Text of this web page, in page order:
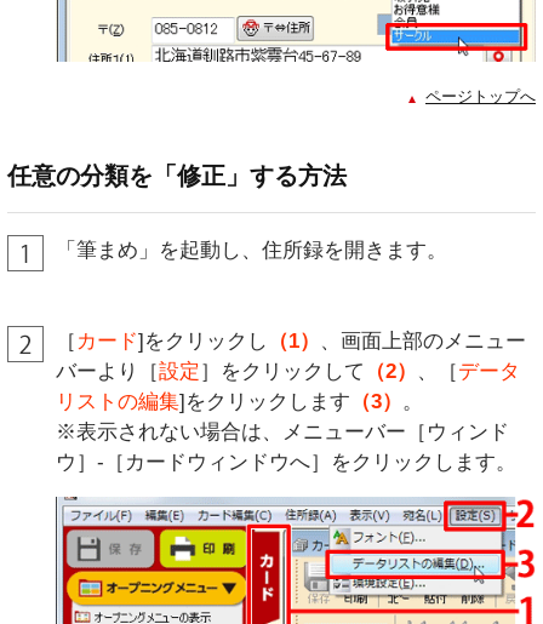
ページトップへ
任意の分類を「修正」する方法
「筆まめ」を起動し、住所録を開きます。
［ カード]をクリックし （1）
、画面上部のメニュー
バーより［設定 ］をクリックして （2） 、［データ
リストの編集]をクリックします （3）
。
※表示されない場合は、メニューバー［ウィンド
ウ］-［カードウィンドウへ］をクリックします。